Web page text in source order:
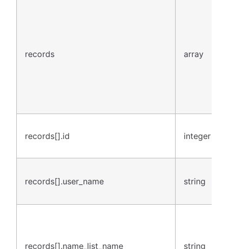
records array
records[].id integer
records[].user_name string
records[].name_list_name string